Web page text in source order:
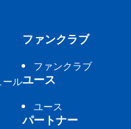
ール
ファンクラブ
ファンクラブ
ユース
ユース
パートナー